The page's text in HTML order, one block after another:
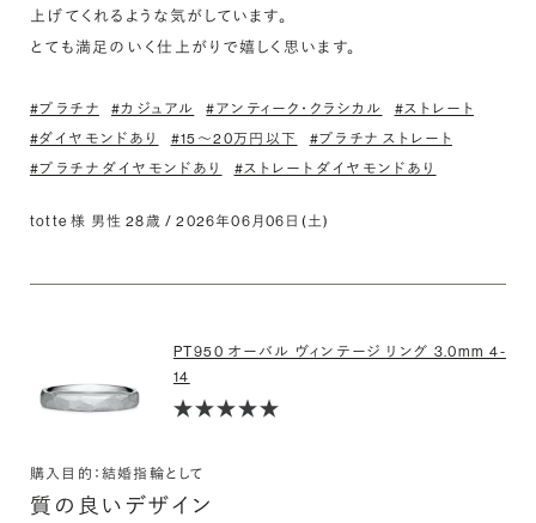
上げてくれるような気がしています。
とても満足のいく仕上がりで嬉しく思います。
#プラチナ #カジュアル #アンティーク・クラシカル
#ストレート
#ダイヤモンドあり
#15〜20万円以下
#プラチナ ストレート
#プラチナ ダイヤモンドあり
#ストレート ダイヤモンドあり
totte 様 男性 28歳 / 2026年06月06日(土)
PT950 オーバル ヴィンテージ リング 3.0mm 4-
14
購入目的：結婚指輪として
質の良いデザイン